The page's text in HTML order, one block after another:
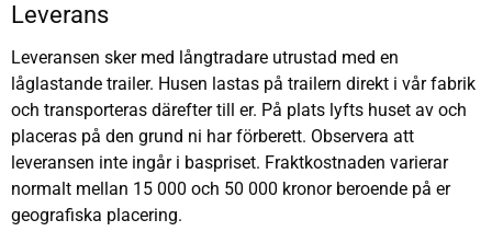
Leverans
Leveransen sker med långtradare utrustad med en
låglastande trailer. Husen lastas på trailern direkt i vår fabrik
och transporteras därefter till er. På plats lyfts huset av och
placeras på den grund ni har förberett. Observera att
leveransen inte ingår i baspriset. Fraktkostnaden varierar
normalt mellan 15 000 och 50 000 kronor beroende på er
geografiska placering.